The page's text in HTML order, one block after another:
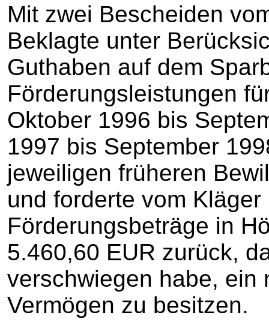
Mit zwei Bescheiden
Beklagte unter
Guthaben auf dem
Förderungsleistungen
Oktober 1996 bis
1997 bis September
jeweiligen früheren
und forderte vom
Förderungsbeträge in
5.460,60 EUR zurück,
verschwiegen habe, ein
Vermögen zu besitzen.